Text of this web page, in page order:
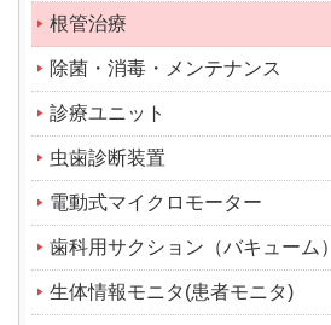
根管治療
除菌・消毒・メンテナンス
診療ユニット
虫歯診断装置
電動式マイクロモーター
歯科用サクション（バキューム）
生体情報モニタ(患者モニタ)